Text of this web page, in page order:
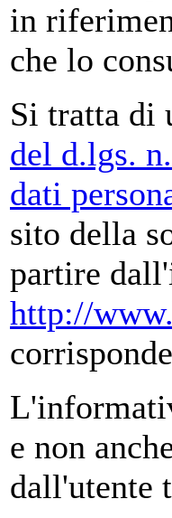
in
che lo
Si tratta di
del d.lgs.
dati
sito della
partire
http://
e non
dall'utente